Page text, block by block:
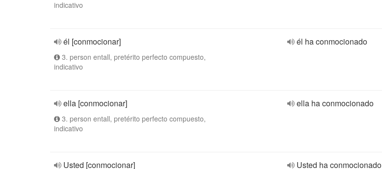
indicativo
él [conmocionar]
3. person entall, pretérito perfecto compuesto,
indicativo
él ha conmocionado
ella [conmocionar]
3. person entall, pretérito perfecto compuesto,
indicativo
ella ha conmocionado
Usted [conmocionar] Usted ha conmocionado